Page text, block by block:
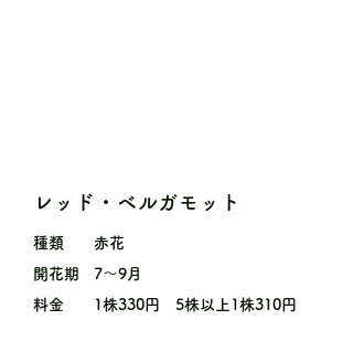
レッド・ベルガモット
種類
赤花
開花期
7〜9月
料金
1株330円 5株以上1株310円